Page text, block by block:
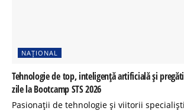
NAȚIONAL
Tehnologie de top, inteligență artificială și
zile la Bootcamp STS 2026
Pasionații de tehnologie și viitorii